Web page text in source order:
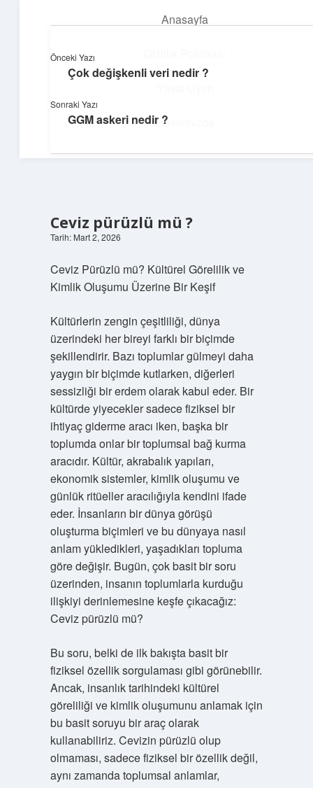
Anasayfa
Hakkımızda
Yumuşak Teknoloji Rehberi
Dijital dünyada huzurlu bir yolculuk!
Ceviz pürüzlü mü ?
Tarih: Mart 2, 2026
Ceviz Pürüzlü mü? Kültürel Görelilik ve
Kimlik Oluşumu Üzerine Bir Keşif
Kültürlerin zengin çeşitliliği, dünya
üzerindeki her bireyi farklı bir biçimde
şekillendirir. Bazı toplumlar gülmeyi daha
yaygın bir biçimde kutlarken, diğerleri
sessizliği bir erdem olarak kabul eder. Bir
kültürde yiyecekler sadece fiziksel bir
ihtiyaç giderme aracı iken, başka bir
toplumda onlar bir toplumsal bağ kurma
aracıdır. Kültür, akrabalık yapıları,
ekonomik sistemler, kimlik oluşumu ve
günlük ritüeller aracılığıyla kendini ifade
eder. İnsanların bir dünya görüşü
oluşturma biçimleri ve bu dünyaya nasıl
anlam yükledikleri, yaşadıkları topluma
göre değişir. Bugün, çok basit bir soru
üzerinden, insanın toplumlarla kurduğu
ilişkiyi derinlemesine keşfe çıkacağız:
Ceviz pürüzlü mü?
Bu soru, belki de ilk bakışta basit bir
fiziksel özellik sorgulaması gibi görünebilir.
Ancak, insanlık tarihindeki kültürel
göreliliği ve kimlik oluşumunu anlamak için
bu basit soruyu bir araç olarak
kullanabiliriz. Cevizin pürüzlü olup
olmaması, sadece fiziksel bir özellik değil,
aynı zamanda toplumsal anlamlar,
Önceki Yazı
Çok değişkenli veri nedir ?
Sonraki Yazı
GGM askeri nedir ?